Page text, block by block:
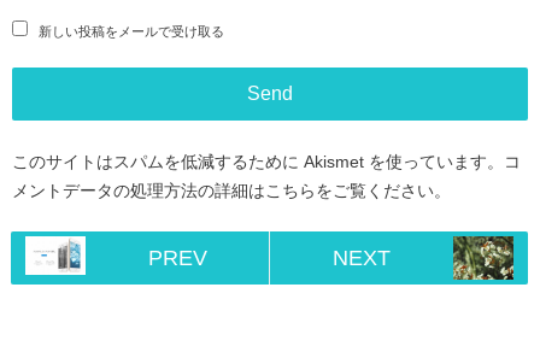
新しい投稿をメールで受け取る
このサイトはスパムを低減するために Akismet を使っています。
コ
メントデータの処理方法の詳細はこちらをご覧ください。
PREV NEXT